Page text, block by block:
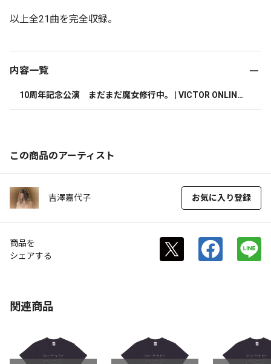
以上全21曲を完全収録。
内容一覧
10周年記念公演　まだまだ魔女修行中。 | VICTOR ONLINE
この商品のアーティスト
吉澤嘉代子 お気に入り登録
商品を
シェアする
関連商品